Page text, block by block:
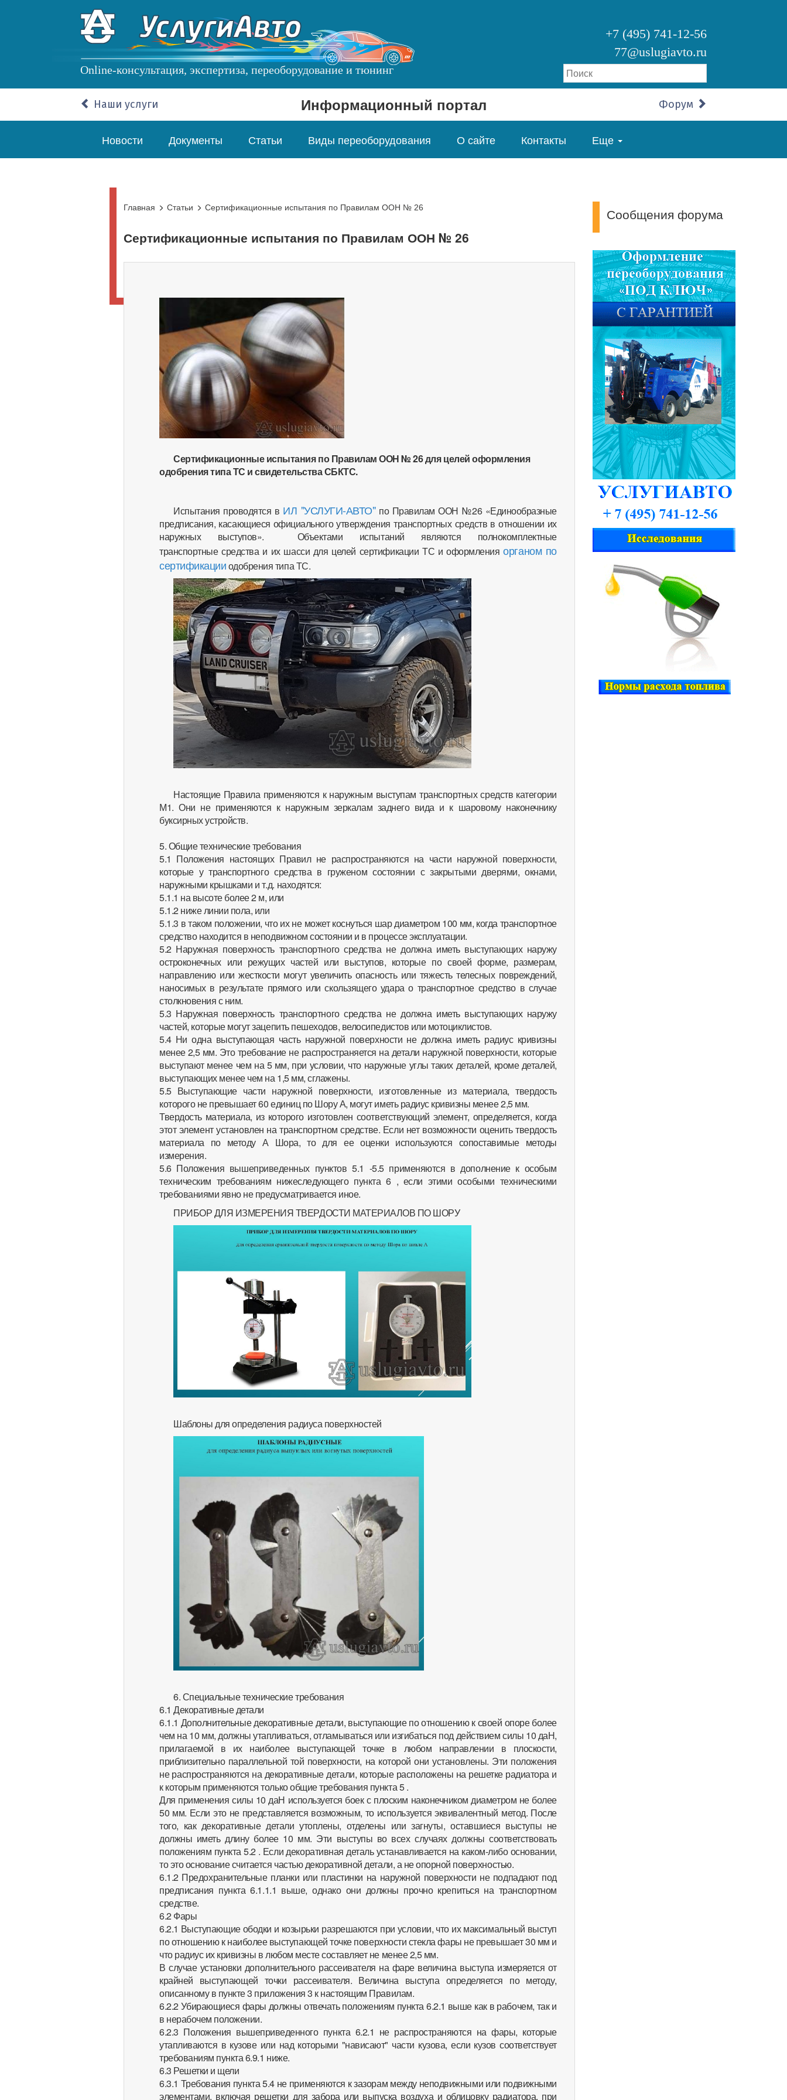
Online-консультация, экспертиза, переоборудование и тюнинг
+7 (495) 741-12-56
77@uslugiavto.ru
Наши услуги Информационный портал Форум
навигация
Новости Документы Статьи Виды переоборудования О сайте Контакты Еще
Главная Статьи Сертификационные испытания по Правилам ООН № 26
Сертификационные испытания по Правилам ООН № 26
Сертификационные испытания по Правилам ООН № 26 для целей оформления
одобрения типа ТС и свидетельства СБКТС.
Испытания проводятся в ИЛ "УСЛУГИ-АВТО"по Правилам ООН №26 «Единообразные
предписания, касающиеся официального утверждения транспортных средств в отношении их
наружных выступов». Объектами испытаний являются полнокомплектные
транспортные средства и их шасси для целей сертификации ТС и оформленияорганом по
сертификацииодобрения типа ТС.
Настоящие Правила применяются к наружным выступам транспортных средств категории
М1. Они не применяются к наружным зеркалам заднего вида и к шаровому наконечнику
буксирных устройств.
5. Общие технические требования
5.1 Положения настоящих Правил не распространяются на части наружной поверхности,
которые у транспортного средства в груженом состоянии с закрытыми дверями, окнами,
наружными крышками и т.д. находятся:
5.1.1 на высоте более 2 м, или
5.1.2 ниже линии пола, или
5.1.3 в таком положении, что их не может коснуться шар диаметром 100 мм, когда транспортное
средство находится в неподвижном состоянии и в процессе эксплуатации.
5.2 Наружная поверхность транспортного средства не должна иметь выступающих наружу
остроконечных или режущих частей или выступов, которые по своей форме, размерам,
направлению или жесткости могут увеличить опасность или тяжесть телесных повреждений,
наносимых в результате прямого или скользящего удара о транспортное средство в случае
столкновения с ним.
5.3 Наружная поверхность транспортного средства не должна иметь выступающих наружу
частей, которые могут зацепить пешеходов, велосипедистов или мотоциклистов.
5.4 Ни одна выступающая часть наружной поверхности не должна иметь радиус кривизны
менее 2,5 мм. Это требование не распространяется на детали наружной поверхности, которые
выступают менее чем на 5 мм, при условии, что наружные углы таких деталей, кроме деталей,
выступающих менее чем на 1,5 мм, сглажены.
5.5 Выступающие части наружной поверхности, изготовленные из материала, твердость
которого не превышает 60 единиц по Шору А, могут иметь радиус кривизны менее 2,5 мм.
Твердость материала, из которого изготовлен соответствующий элемент, определяется, когда
этот элемент установлен на транспортном средстве. Если нет возможности оценить твердость
материала по методу А Шора, то для ее оценки используются сопоставимые методы
измерения.
5.6 Положения вышеприведенных пунктов 5.1 -5.5 применяются в дополнение к особым
техническим требованиям нижеследующего пункта 6 , если этими особыми техническими
требованиями явно не предусматривается иное.
ПРИБОР ДЛЯ ИЗМЕРЕНИЯ ТВЕРДОСТИ МАТЕРИАЛОВ ПО ШОРУ
Шаблоны для определения радиуса поверхностей
6. Специальные технические требования
6.1 Декоративные детали
6.1.1 Дополнительные декоративные детали, выступающие по отношению к своей опоре более
чем на 10 мм, должны утапливаться, отламываться или изгибаться под действием силы 10 даН,
прилагаемой в их наиболее выступающей точке в любом направлении в плоскости,
приблизительно параллельной той поверхности, на которой они установлены. Эти положения
не распространяются на декоративные детали, которые расположены на решетке радиатора и
к которым применяются только общие требования пункта 5 .
Для применения силы 10 даН используется боек с плоским наконечником диаметром не более
50 мм. Если это не представляется возможным, то используется эквивалентный метод. После
того, как декоративные детали утоплены, отделены или загнуты, оставшиеся выступы не
должны иметь длину более 10 мм. Эти выступы во всех случаях должны соответствовать
положениям пункта 5.2 . Если декоративная деталь устанавливается на каком-либо основании,
то это основание считается частью декоративной детали, а не опорной поверхностью.
6.1.2 Предохранительные планки или пластинки на наружной поверхности не подпадают под
предписания пункта 6.1.1.1 выше, однако они должны прочно крепиться на транспортном
средстве.
6.2 Фары
6.2.1 Выступающие ободки и козырьки разрешаются при условии, что их максимальный выступ
по отношению к наиболее выступающей точке поверхности стекла фары не превышает 30 мм и
что радиус их кривизны в любом месте составляет не менее 2,5 мм.
В случае установки дополнительного рассеивателя на фаре величина выступа измеряется от
крайней выступающей точки рассеивателя. Величина выступа определяется по методу,
описанному в пункте 3 приложения 3 к настоящим Правилам.
6.2.2 Убирающиеся фары должны отвечать положениям пункта 6.2.1 выше как в рабочем, так и
в нерабочем положении.
6.2.3 Положения вышеприведенного пункта 6.2.1 не распространяются на фары, которые
утапливаются в кузове или над которыми "нависают" части кузова, если кузов соответствует
требованиям пункта 6.9.1 ниже.
6.3 Решетки и щели
6.3.1 Требования пункта 5.4 не применяются к зазорам между неподвижными или подвижными
элементами, включая решетки для забора или выпуска воздуха и облицовку радиатора, при
Сообщения форума